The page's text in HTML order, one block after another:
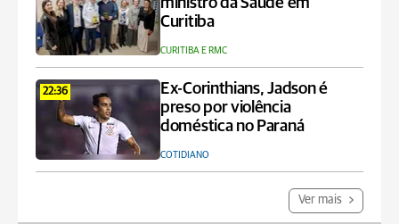
Curitiba
CURITIBA E RMC
22:36
Ex-Corinthians, Jadson é
preso por violência
doméstica no Paraná
COTIDIANO
Ver mais